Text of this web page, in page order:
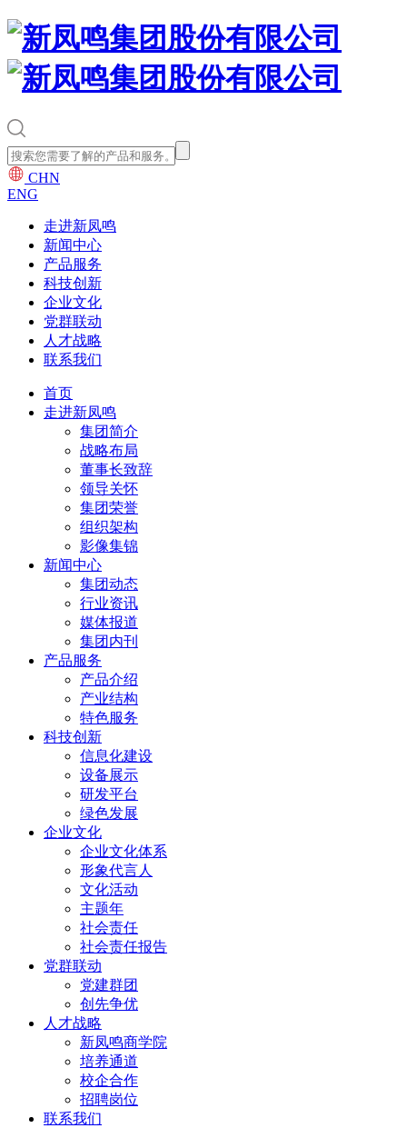
CHN
ENG
走进新凤鸣
新闻中心
产品服务
科技创新
企业文化
党群联动
人才战略
联系我们
首页
走进新凤鸣
集团简介
战略布局
董事长致辞
领导关怀
集团荣誉
组织架构
影像集锦
新闻中心
集团动态
行业资讯
媒体报道
集团内刊
产品服务
产品介绍
产业结构
特色服务
科技创新
信息化建设
设备展示
研发平台
绿色发展
企业文化
企业文化体系
形象代言人
文化活动
主题年
社会责任
社会责任报告
党群联动
党建群团
创先争优
人才战略
新凤鸣商学院
培养通道
校企合作
招聘岗位
联系我们